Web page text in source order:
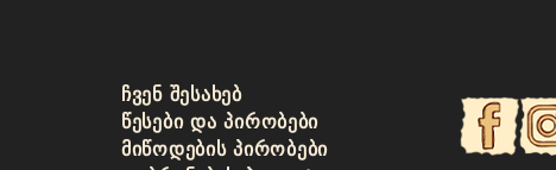
ᲩᲕᲔᲜ ᲨᲔᲡᲐᲮᲔᲑ
ᲬᲔᲡᲔᲑᲘ ᲓᲐ ᲞᲘᲠᲝᲑᲔᲑᲘ
ᲛᲘᲬᲝᲓᲔᲑᲘᲡ ᲞᲘᲠᲝᲑᲔᲑᲘ